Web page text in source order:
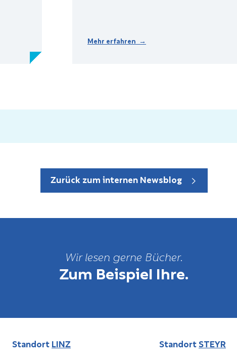
Mehr erfahren →
Zurück zum internen Newsblog
Wir lesen gerne Bücher.
Zum Beispiel Ihre.
StandortLINZ StandortSTEYR